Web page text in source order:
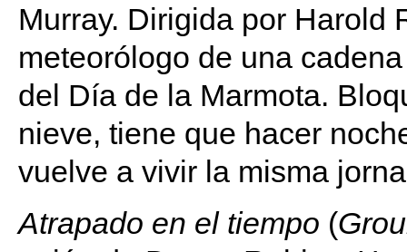
Murray. Dirigida por Harold
meteorólogo de una
del Día de la Marmota.
nieve, tiene que hacer
vuelve a vivir la misma
Atrapado en el tiempo (